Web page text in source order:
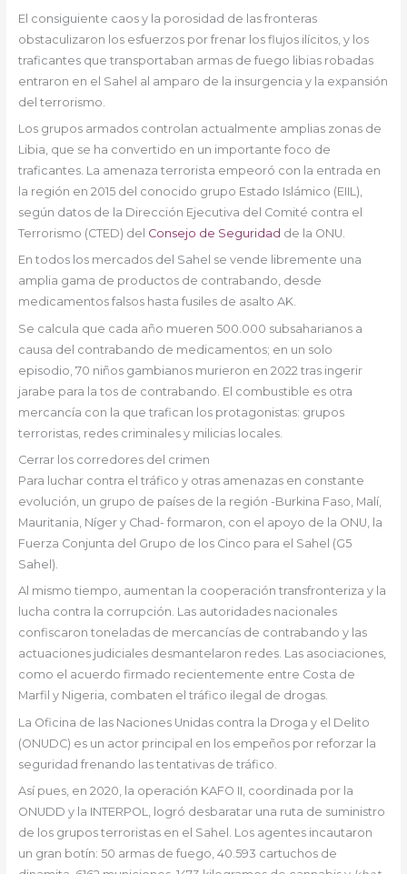
El consiguiente caos y la porosidad de las fronteras
obstaculizaron los esfuerzos por frenar los flujos ilícitos, y los
traficantes que transportaban armas de fuego libias robadas
entraron en el Sahel al amparo de la insurgencia y la expansión
del terrorismo.
Los grupos armados controlan actualmente amplias zonas de
Libia, que se ha convertido en un importante foco de
traficantes. La amenaza terrorista empeoró con la entrada en
la región en 2015 del conocido grupo Estado Islámico (EIIL),
según datos de la Dirección Ejecutiva del Comité contra el
Terrorismo (CTED) del Consejo de Seguridad de la ONU.
En todos los mercados del Sahel se vende libremente una
amplia gama de productos de contrabando, desde
medicamentos falsos hasta fusiles de asalto AK.
Se calcula que cada año mueren 500.000 subsaharianos a
causa del contrabando de medicamentos; en un solo
episodio, 70 niños gambianos murieron en 2022 tras ingerir
jarabe para la tos de contrabando. El combustible es otra
mercancía con la que trafican los protagonistas: grupos
terroristas, redes criminales y milicias locales.
Cerrar los corredores del crimen
Para luchar contra el tráfico y otras amenazas en constante
evolución, un grupo de países de la región -Burkina Faso, Malí,
Mauritania, Níger y Chad- formaron, con el apoyo de la ONU, la
Fuerza Conjunta del Grupo de los Cinco para el Sahel (G5
Sahel).
Al mismo tiempo, aumentan la cooperación transfronteriza y la
lucha contra la corrupción. Las autoridades nacionales
confiscaron toneladas de mercancías de contrabando y las
actuaciones judiciales desmantelaron redes. Las asociaciones,
como el acuerdo firmado recientemente entre Costa de
Marfil y Nigeria, combaten el tráfico ilegal de drogas.
La Oficina de las Naciones Unidas contra la Droga y el Delito
(ONUDC) es un actor principal en los empeños por reforzar la
seguridad frenando las tentativas de tráfico.
Así pues, en 2020, la operación KAFO II, coordinada por la
ONUDD y la INTERPOL, logró desbaratar una ruta de suministro
de los grupos terroristas en el Sahel. Los agentes incautaron
un gran botín: 50 armas de fuego, 40.593 cartuchos de